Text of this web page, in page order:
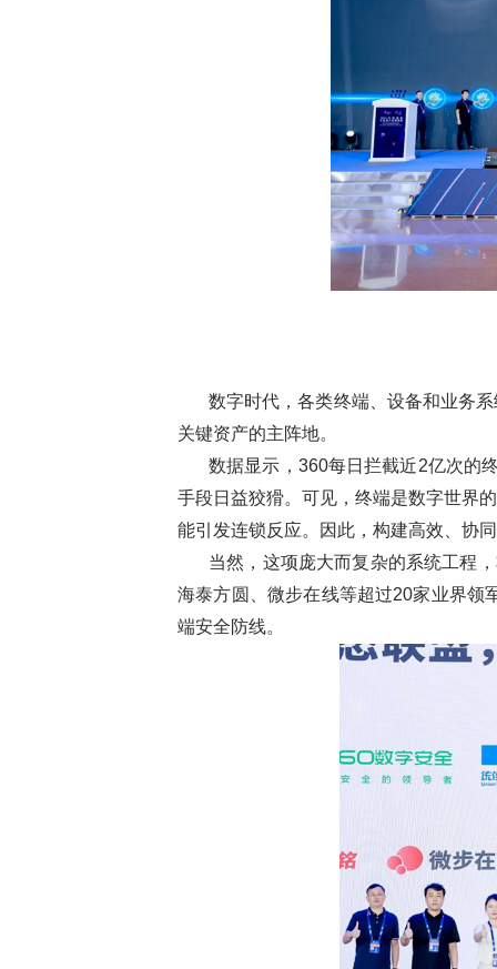
数字时代，各类终端、设备和业务
关键资产的主阵地。
数据显示，360每日拦截近2亿次的
手段日益狡猾。可见，终端是数字世界
能引发连锁反应。因此，构建高效、协
当然，这项庞大而复杂的系统工程
海泰方圆、微步在线等超过20家业界领
端安全防线。